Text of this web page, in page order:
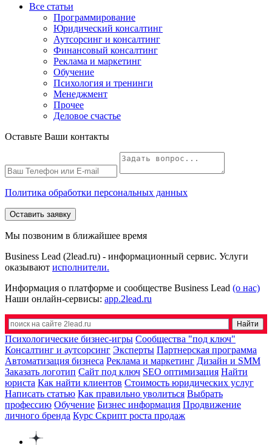
Все статьи
Программирование
Юридический консалтинг
Аутсорсинг и консалтинг
Финансовый консалтинг
Реклама и маркетинг
Обучение
Психология и тренинги
Менеджмент
Прочее
Деловое счастье
Оставьте Ваши контакты
Политика обработки персональных данных
Оставить заявку
Мы позвоним в ближайшее время
Business Lead (2lead.ru) - информационный сервис. Услуги
оказывают исполнители.
Информация о платформе и сообществе Business Lead (о нас)
Наши онлайн-сервисы: app.2lead.ru
Психологические бизнес-игры Сообщества "под ключ"
Консалтинг и аутсорсинг Эксперты Партнерская программа
Автоматизация бизнеса Реклама и маркетинг Дизайн и SMM
Заказать логотип Сайт под ключ SEO оптимизация Найти
юриста Как найти клиентов Стоимость юридических услуг
Написать статью Как правильно уволиться Выбрать
профессию Обучение Бизнес информация Продвижение
личного бренда Курс Скрипт роста продаж